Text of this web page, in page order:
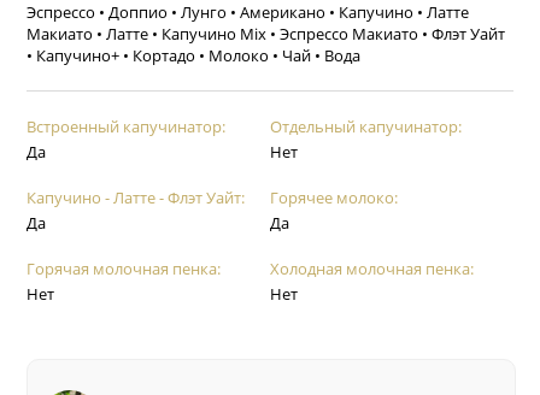
Эспрессо • Доппио • Лунго • Американо • Капучино • Латте
Макиато • Латте • Капучино Mix • Эспрессо Макиато • Флэт Уайт
• Капучино+ • Кортадо • Молоко • Чай • Вода
Встроенный капучинатор:
Да
Отдельный капучинатор:
Нет
Капучино - Латте - Флэт Уайт:
Да
Горячее молоко:
Да
Горячая молочная пенка:
Нет
Холодная молочная пенка:
Нет